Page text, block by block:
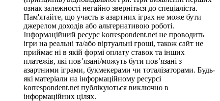
ознак залежності негайно зверніться до спеціаліста.
Пам'ятайте, що участь в азартних іграх не може бути
джерелом доходів або альтернативою роботі.
Інформаційний ресурс korrespondent.net не проводить
ігри на реальні та/або віртуальні гроші, також сайт не
приймає ні в якій формі оплату ставок та інших
платежів, які пов’язані/можуть бути пов’язані з
азартними іграми, букмекерами чи тоталізаторами. Будь-
які матеріали на інформаційному ресурсі
korrespondent.net публікуються виключно в
інформаційних цілях.